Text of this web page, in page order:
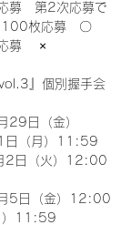
募　第2次応募で
枚応募　〇
募　 ×
』個別握手会
29日（金）
（月）11:59
2日（火）12:00
5日（金）12:00
）11:59